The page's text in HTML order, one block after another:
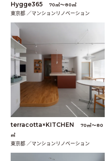
Hygge365 70㎡〜80㎡
東京都 ／マンションリノベーション
terracotta×KITCHEN
70㎡〜80
㎡
東京都 ／マンションリノベーション